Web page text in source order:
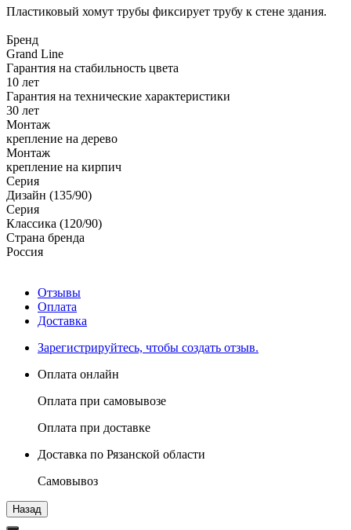
Пластиковый хомут трубы фиксирует трубу к стене здания.
Бренд
Grand Line
Гарантия на стабильность цвета
10 лет
Гарантия на технические характеристики
30 лет
Монтаж
крепление на дерево
Монтаж
крепление на кирпич
Серия
Дизайн (135/90)
Серия
Классика (120/90)
Страна бренда
Россия
Отзывы
Оплата
Доставка
Зарегистрируйтесь, чтобы создать отзыв.
Оплата онлайн
Оплата при самовывозе
Оплата при доставке
Доставка по Рязанской области
Самовывоз